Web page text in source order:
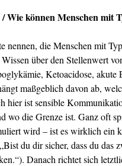
Wie können Menschen mit
nennen, die Menschen mit
über den Stellenwert
Ketoacidose, akute
maßgeblich davon ab,
hier ist sensible
wo die Grenze ist. Ganz oft
wird – ist es wirklich ein
du dir sicher, dass du das
Danach richtet sich